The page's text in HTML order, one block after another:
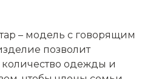
– модель с говорящим
позволит
одежды и